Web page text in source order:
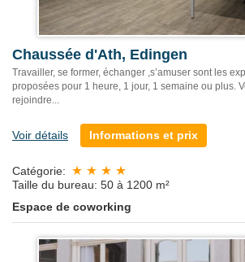
Chaussée d'Ath, Edingen
Travailler, se former, échanger ,s’amuser sont les
proposées pour 1 heure, 1 jour, 1 semaine ou plus.
rejoindre...
Voir détails Informations et prix
Catégorie:
Taille du bureau: 50 à 1200 m²
Espace de coworking